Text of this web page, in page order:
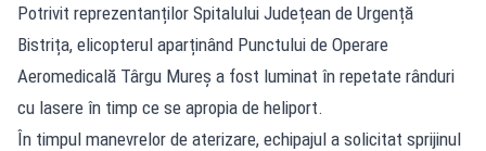
Potrivit reprezentanților Spitalului Județean de Urgență
Bistrița, elicopterul aparținând Punctului de Operare
Aeromedicală Târgu Mureș a fost luminat în repetate rânduri
cu lasere în timp ce se apropia de heliport.
În timpul manevrelor de aterizare, echipajul a solicitat sprijinul